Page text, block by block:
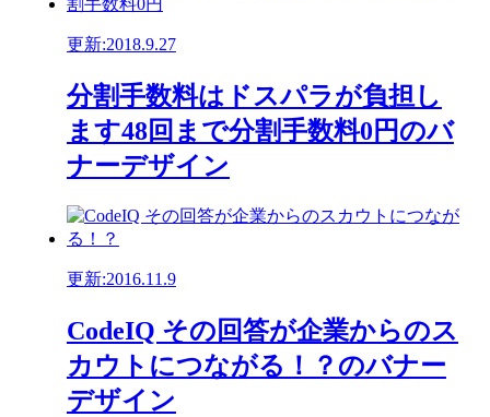
更新:2018.9.27
分割手数料はドスパラが負担し
ます48回まで分割手数料0円のバ
ナーデザイン
更新:2016.11.9
CodeIQ その回答が企業からのス
カウトにつながる！？のバナー
デザイン